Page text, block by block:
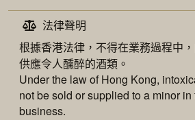
法律聲明
根據香港法律，不得在業務過程中
供應令人醺醉的酒類。
Under the law of Hong Kong,
not be sold or supplied to a minor
business.